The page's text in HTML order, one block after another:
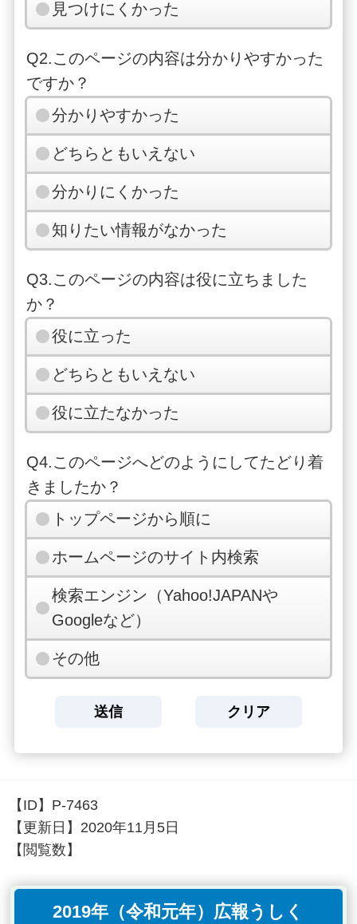
見つけにくかった
Q2.このページの内容は分かりやすかった
ですか？
分かりやすかった
どちらともいえない
分かりにくかった
知りたい情報がなかった
Q3.このページの内容は役に立ちました
か？
役に立った
どちらともいえない
役に立たなかった
Q4.このページへどのようにしてたどり着
きましたか？
トップページから順に
ホームページのサイト内検索
検索エンジン（Yahoo!JAPANや
Googleなど）
その他
【ID】 P-7463
【更新日】 2020年11月5日
【閲覧数】
2019年（令和元年）広報うしく